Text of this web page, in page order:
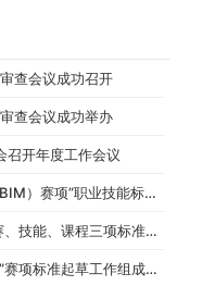
查会议成功召开
查会议成功举办
召开年度工作会议
标准起草工作组成立会议顺利召开
项标准起草工作组成立会议召开
起草工作组成立会议召开